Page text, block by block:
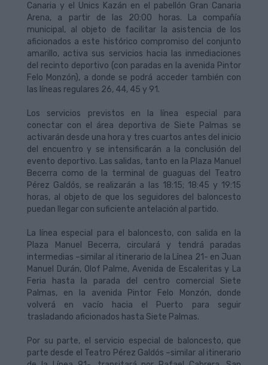
Canaria y el Unics Kazán en el pabellón Gran Canaria
Arena, a partir de las 20:00 horas. La compañía
municipal, al objeto de facilitar la asistencia de los
aficionados a este histórico compromiso del conjunto
amarillo, activa sus servicios hacia las inmediaciones
del recinto deportivo (con paradas en la avenida Pintor
Felo Monzón), a donde se podrá acceder también con
las líneas regulares 26, 44, 45 y 91.
Los servicios previstos en la línea especial para
conectar con el área deportiva de Siete Palmas se
activarán desde una hora y tres cuartos antes del inicio
del encuentro y se intensificarán a la conclusión del
evento deportivo. Las salidas, tanto en la Plaza Manuel
Becerra como de la terminal de guaguas del Teatro
Pérez Galdós, se realizarán a las 18:15; 18:45 y 19:15
horas, al objeto de que los seguidores del baloncesto
puedan llegar con suficiente antelación al partido.
La línea especial para el baloncesto, con salida en la
Plaza Manuel Becerra, circulará y tendrá paradas
intermedias –similar al itinerario de la Línea 21- en Juan
Manuel Durán, Olof Palme, Avenida de Escaleritas y La
Feria hasta la parada del centro comercial Siete
Palmas, en la avenida Pintor Felo Monzón, donde
volverá en vacío hacia el Puerto para seguir
trasladando aficionados hasta Siete Palmas.
Por su parte, el servicio especial de baloncesto, que
parte desde el Teatro Pérez Galdós –similar al itinerario